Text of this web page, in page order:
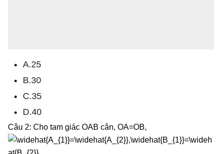
A.25
B.30
C.35
D.40
Câu 2: Cho tam giác OAB cân, OA=OB,